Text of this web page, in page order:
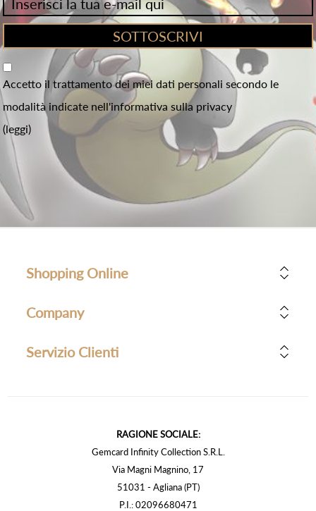
Accetto il trattamento dei miei dati personali secondo le
modalità indicate nell'informativa sulla privacy
(leggi)
Shopping Online
Company
Servizio Clienti
RAGIONE SOCIALE:
Gemcard Infinity Collection S.R.L.
Via Magni Magnino, 17
51031 - Agliana (PT)
P.I.: 02096680471